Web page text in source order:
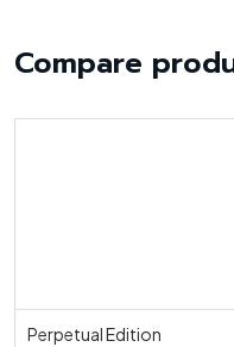
Compare
Perpetual Edition